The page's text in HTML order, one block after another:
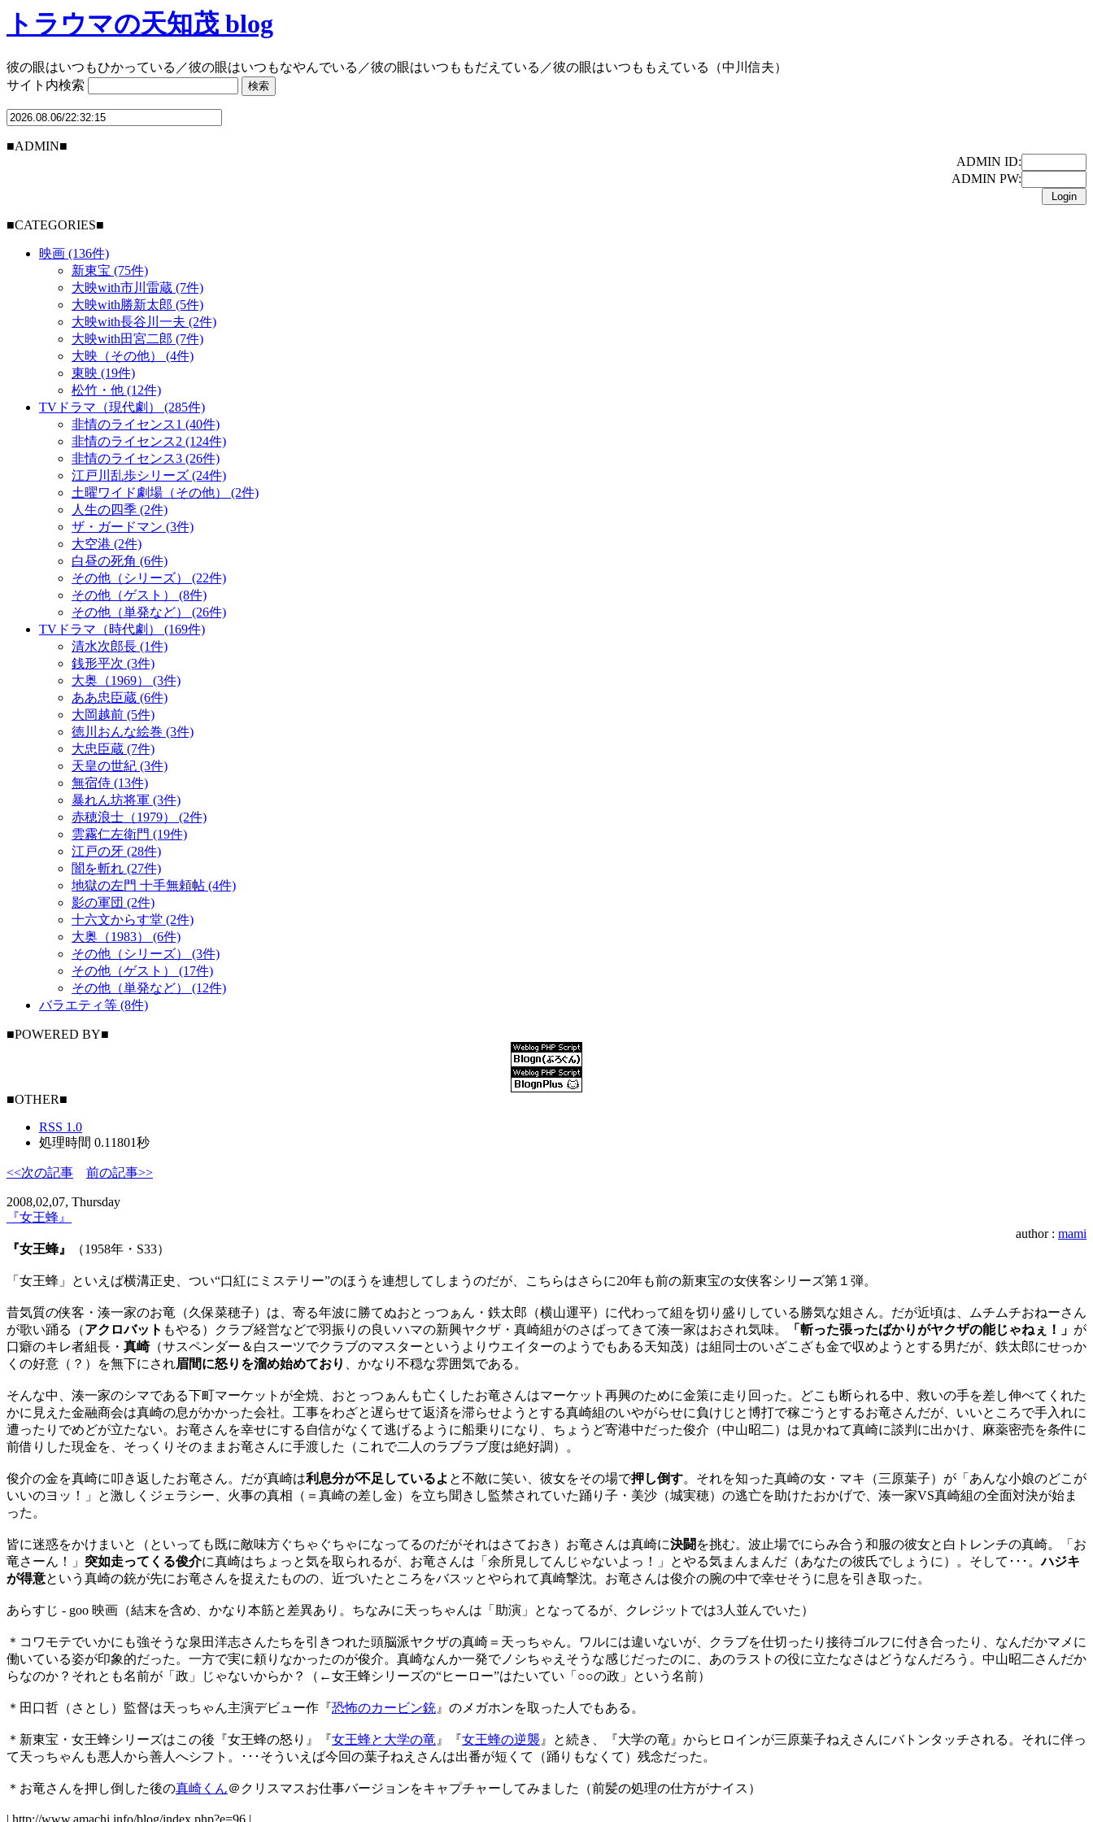
トラウマの天知茂 blog
彼の眼はいつもひかっている／彼の眼はいつもなやんでいる／彼の眼はいつももだえている／彼の眼はいつももえている（中川信夫）
サイト内検索
■ADMIN■
ADMIN ID:
ADMIN PW:
■CATEGORIES■
映画 (136件)
新東宝 (75件)
大映with市川雷蔵 (7件)
大映with勝新太郎 (5件)
大映with長谷川一夫 (2件)
大映with田宮二郎 (7件)
大映（その他） (4件)
東映 (19件)
松竹・他 (12件)
TVドラマ（現代劇） (285件)
非情のライセンス1 (40件)
非情のライセンス2 (124件)
非情のライセンス3 (26件)
江戸川乱歩シリーズ (24件)
土曜ワイド劇場（その他） (2件)
人生の四季 (2件)
ザ・ガードマン (3件)
大空港 (2件)
白昼の死角 (6件)
その他（シリーズ） (22件)
その他（ゲスト） (8件)
その他（単発など） (26件)
TVドラマ（時代劇） (169件)
清水次郎長 (1件)
銭形平次 (3件)
大奥（1969） (3件)
ああ忠臣蔵 (6件)
大岡越前 (5件)
徳川おんな絵巻 (3件)
大忠臣蔵 (7件)
天皇の世紀 (3件)
無宿侍 (13件)
暴れん坊将軍 (3件)
赤穂浪士（1979） (2件)
雲霧仁左衛門 (19件)
江戸の牙 (28件)
闇を斬れ (27件)
地獄の左門 十手無頼帖 (4件)
影の軍団 (2件)
十六文からす堂 (2件)
大奥（1983） (6件)
その他（シリーズ） (3件)
その他（ゲスト） (17件)
その他（単発など） (12件)
バラエティ等 (8件)
■POWERED BY■
■OTHER■
RSS 1.0
処理時間 0.11801秒
<<次の記事 前の記事>>
2008,02,07, Thursday
『女王蜂』
author : mami
『女王蜂』
（1958年・S33）
「女王蜂」といえば横溝正史、つい“口紅にミステリー”のほうを連想してしまうのだが、こちらはさらに20年も前の新東宝の女侠客シリーズ第１弾。
昔気質の侠客・湊一家のお竜（久保菜穂子）は、寄る年波に勝てぬおとっつぁん・鉄太郎（横山運平）に代わって組を切り盛りしている勝気な姐さん。だが近頃は、ムチムチおねーさん
が歌い踊る（アクロバット もやる）クラブ経営などで羽振りの良いハマの新興ヤクザ・真崎組がのさばってきて湊一家はおされ気味。 「斬った張ったばかりがヤクザの能じゃねぇ！」 が
口癖のキレ者組長・ 真崎（サスペンダー＆白スーツでクラブのマスターというよりウエイターのようでもある天知茂）は組同士のいざこざも金で収めようとする男だが、鉄太郎にせっか
くの好意（？）を無下にされ眉間に怒りを溜め始めており 、かなり不穏な雰囲気である。
そんな中、湊一家のシマである下町マーケットが全焼、おとっつぁんも亡くしたお竜さんはマーケット再興のために金策に走り回った。どこも断られる中、救いの手を差し伸べてくれた
かに見えた金融商会は真崎の息がかかった会社。工事をわざと遅らせて返済を滞らせようとする真崎組のいやがらせに負けじと博打で稼ごうとするお竜さんだが、いいところで手入れに
遭ったりでめどが立たない。お竜さんを幸せにする自信がなくて逃げるように船乗りになり、ちょうど寄港中だった俊介（中山昭二）は見かねて真崎に談判に出かけ、麻薬密売を条件に
前借りした現金を、そっくりそのままお竜さんに手渡した（これで二人のラブラブ度は絶好調）。
俊介の金を真崎に叩き返したお竜さん。だが真崎は利息分が不足しているよ と不敵に笑い、彼女をその場で押し倒す。それを知った真崎の女・マキ（三原葉子）が「あんな小娘のどこが
いいのヨッ！」と激しくジェラシー、火事の真相（＝真崎の差し金）を立ち聞きし監禁されていた踊り子・美沙（城実穂）の逃亡を助けたおかげで、湊一家VS真崎組の全面対決が始ま
った。
皆に迷惑をかけまいと（といっても既に敵味方ぐちゃぐちゃになってるのだがそれはさておき）お竜さんは真崎に決闘 を挑む。波止場でにらみ合う和服の彼女と白トレンチの真崎。「お
竜さーん！」 突如走ってくる俊介に真崎はちょっと気を取られるが、お竜さんは「余所見してんじゃないよっ！」とやる気まんまんだ（あなたの彼氏でしょうに）。そして･･･。ハジキ
が得意という真崎の銃が先にお竜さんを捉えたものの、近づいたところをバスッとやられて真崎撃沈。お竜さんは俊介の腕の中で幸せそうに息を引き取った。
あらすじ - goo 映画（結末を含め、かなり本筋と差異あり。ちなみに天っちゃんは「助演」となってるが、クレジットでは3人並んでいた）
＊コワモテでいかにも強そうな泉田洋志さんたちを引きつれた頭脳派ヤクザの真崎＝天っちゃん。ワルには違いないが、クラブを仕切ったり接待ゴルフに付き合ったり、なんだかマメに
働いている姿が印象的だった。一方で実に頼りなかったのが俊介。真崎なんか一発でノシちゃえそうな感じだったのに、あのラストの役に立たなさはどうなんだろう。中山昭二さんだか
らなのか？それとも名前が「政」じゃないからか？（←女王蜂シリーズの“ヒーロー”はたいてい「○○の政」という名前）
＊田口哲（さとし）監督は天っちゃん主演デビュー作『恐怖のカービン銃』のメガホンを取った人でもある。
＊新東宝・女王蜂シリーズはこの後『女王蜂の怒り』『女王蜂と大学の竜』『女王蜂の逆襲』と続き、『大学の竜』からヒロインが三原葉子ねえさんにバトンタッチされる。それに伴っ
て天っちゃんも悪人から善人へシフト。･･･そういえば今回の葉子ねえさんは出番が短くて（踊りもなくて）残念だった。
＊お竜さんを押し倒した後の真崎くん＠クリスマスお仕事バージョンをキャプチャーしてみました（前髪の処理の仕方がナイス）